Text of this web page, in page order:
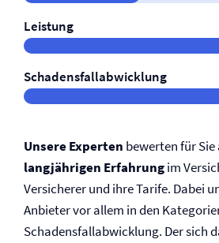
Leistung
Schadensfallabwicklung
Unsere Experten bewerten für
langjährigen Erfahrungim
Versicherer und ihre Tarife. Dabei
Anbieter vor allem in den
Schadensfallabwicklung. Der sich